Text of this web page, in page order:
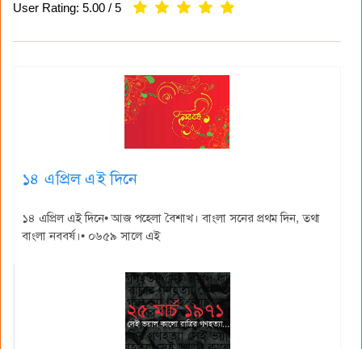
User Rating: 5.00 / 5
১৪ এপ্রিল এই দিনে
১৪ এপ্রিল এই দিনে• আজ পহেলা বৈশাখ। বাংলা সনের প্রথম দিন, তথা
বাংলা নববর্ষ।• ০৬৫৯ সালে এই